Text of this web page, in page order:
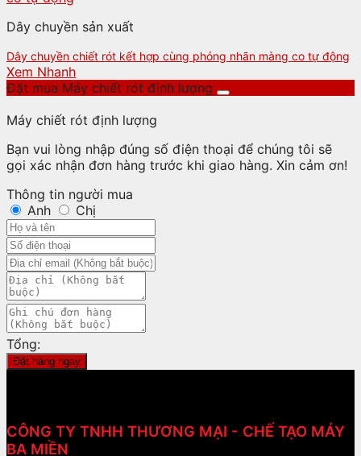
Dây chuyền sản xuất
Dây chuyền chiết rót kết hợp cùng phóng nhãn màng co tự động
Xem Nhanh
Đặt mua Máy chiết rót định lượng
Máy chiết rót định lượng
Bạn vui lòng nhập đúng số điện thoại để chúng tôi sẽ
gọi xác nhận đơn hàng trước khi giao hàng. Xin cảm ơn!
Thông tin người mua
Anh
Chị
Tổng:
Đặt hàng ngay
CÔNG TY TNHH THƯƠNG MẠI - CHẾ TẠO MÁY
BA MIỀN